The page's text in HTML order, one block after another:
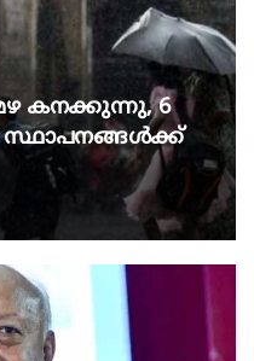
കനക്കുന്നു, 6
സ്ഥാപനങ്ങൾക്ക്